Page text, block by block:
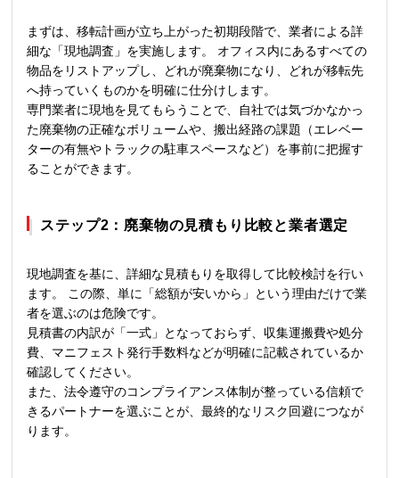
まずは、移転計画が立ち上がった初期段階で、業者による詳
細な「現地調査」を実施します。 オフィス内にあるすべての
物品をリストアップし、どれが廃棄物になり、どれが移転先
へ持っていくものかを明確に仕分けします。
専門業者に現地を見てもらうことで、自社では気づかなかっ
た廃棄物の正確なボリュームや、搬出経路の課題（エレベー
ターの有無やトラックの駐車スペースなど）を事前に把握す
ることができます。
ステップ2：廃棄物の見積もり比較と業者選定
現地調査を基に、詳細な見積もりを取得して比較検討を行い
ます。 この際、単に「総額が安いから」という理由だけで業
者を選ぶのは危険です。
見積書の内訳が「一式」となっておらず、収集運搬費や処分
費、マニフェスト発行手数料などが明確に記載されているか
確認してください。
また、法令遵守のコンプライアンス体制が整っている信頼で
きるパートナーを選ぶことが、最終的なリスク回避につなが
ります。